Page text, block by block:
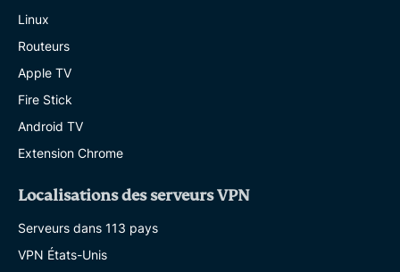
Linux
Routeurs
Apple TV
Fire Stick
Android TV
Extension Chrome
Localisations des serveurs VPN
Serveurs dans 113 pays
VPN États-Unis